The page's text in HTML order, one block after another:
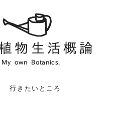
行きたいところ